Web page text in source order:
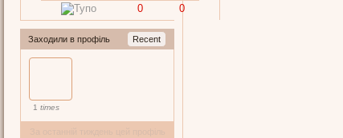
0
0
Заходили в профіль Recent
1 times